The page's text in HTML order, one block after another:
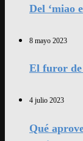
Del ‘miao
8 mayo 2023
El furor
4 julio 2023
Qué